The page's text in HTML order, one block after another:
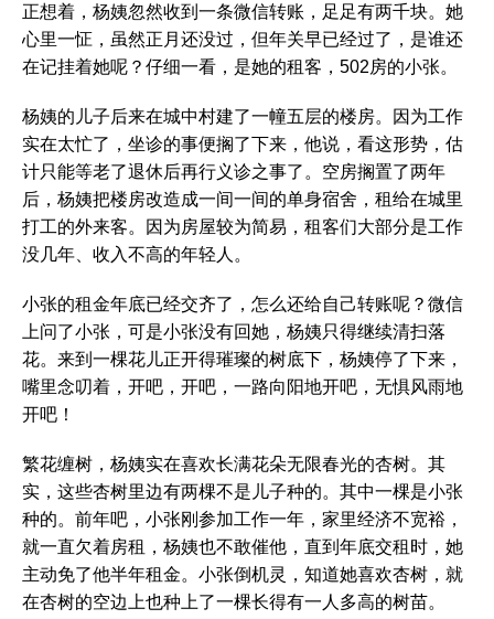
正想着，杨姨忽然收到一条微信转账，足足有两千块。她
心里一怔，虽然正月还没过，但年关早已经过了，是谁还
在记挂着她呢？仔细一看，是她的租客，502房的小张。
杨姨的儿子后来在城中村建了一幢五层的楼房。因为工作
实在太忙了，坐诊的事便搁了下来，他说，看这形势，估
计只能等老了退休后再行义诊之事了。空房搁置了两年
后，杨姨把楼房改造成一间一间的单身宿舍，租给在城里
打工的外来客。因为房屋较为简易，租客们大部分是工作
没几年、收入不高的年轻人。
小张的租金年底已经交齐了，怎么还给自己转账呢？微信
上问了小张，可是小张没有回她，杨姨只得继续清扫落
花。来到一棵花儿正开得璀璨的树底下，杨姨停了下来，
嘴里念叨着，开吧，开吧，一路向阳地开吧，无惧风雨地
开吧！
繁花缠树，杨姨实在喜欢长满花朵无限春光的杏树。其
实，这些杏树里边有两棵不是儿子种的。其中一棵是小张
种的。前年吧，小张刚参加工作一年，家里经济不宽裕，
就一直欠着房租，杨姨也不敢催他，直到年底交租时，她
主动免了他半年租金。小张倒机灵，知道她喜欢杏树，就
在杏树的空边上也种上了一棵长得有一人多高的树苗。